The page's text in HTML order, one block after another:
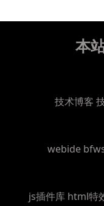
本
技术博客
webide
js插件库 html特